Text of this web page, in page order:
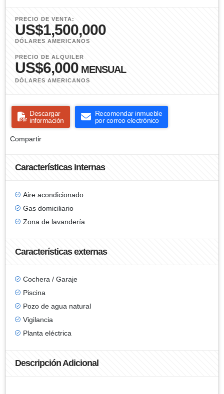
PRECIO DE VENTA:
US$1,500,000
DÓLARES AMERICANOS
PRECIO DE ALQUILER
US$6,000 MENSUAL
DÓLARES AMERICANOS
Descargar
información
Recomendar inmueble
por correo electrónico
Compartir
Características internas
Aire acondicionado
Gas domiciliario
Zona de lavandería
Características externas
Cochera / Garaje
Piscina
Pozo de agua natural
Vigilancia
Planta eléctrica
Descripción Adicional